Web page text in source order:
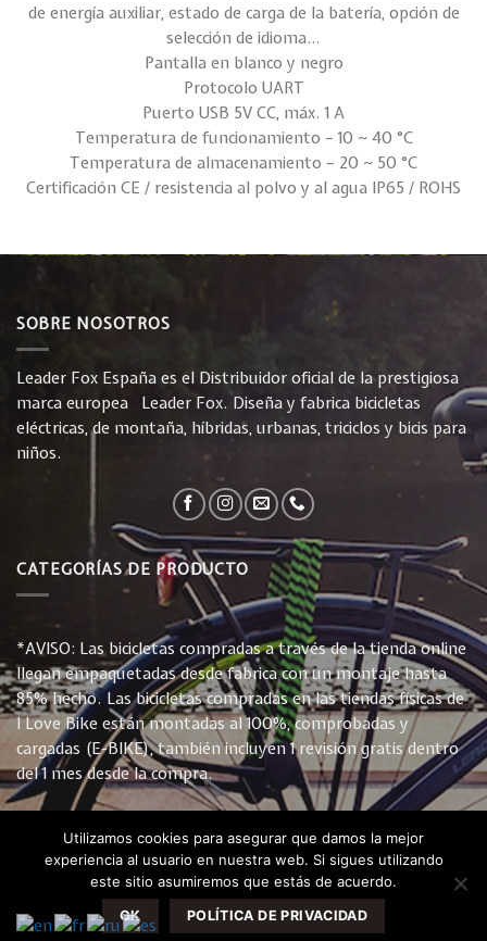
de energía auxiliar, estado de carga de la batería, opción de
selección de idioma…
Pantalla en blanco y negro
Protocolo UART
Puerto USB 5V CC, máx. 1 A
Temperatura de funcionamiento – 10 ~ 40 °C
Temperatura de almacenamiento – 20 ~ 50 °C
Certificación CE / resistencia al polvo y al agua IP65 / ROHS
SOBRE NOSOTROS
Leader Fox España es el Distribuidor oficial de la prestigiosa
marca europea Leader Fox. Diseña y fabrica bicicletas
eléctricas, de montaña, híbridas, urbanas, triciclos y bicis para
niños.
CATEGORÍAS DE PRODUCTO
*AVISO: Las bicicletas compradas a través de la tienda online
llegan empaquetadas desde fabrica con un montaje hasta
85% hecho. Las bicicletas compradas en las tiendas físicas de
I Love Bike están montadas al 100%, comprobadas y
cargadas (E-BIKE), también incluyen 1 revisión gratis dentro
del 1 mes desde la compra.
INICIO TIENDA CONTACTO
PREGUNTAS FRECUENTES
POLÍTICA DE PRIVACIDAD Y COOKIES
CONDICIONES DE VENTA
Copyright 2026 ©Leader Fox España
Utilizamos cookies para asegurar que damos la mejor
experiencia al usuario en nuestra web. Si sigues utilizando
este sitio asumiremos que estás de acuerdo.
OK POLÍTICA DE PRIVACIDAD